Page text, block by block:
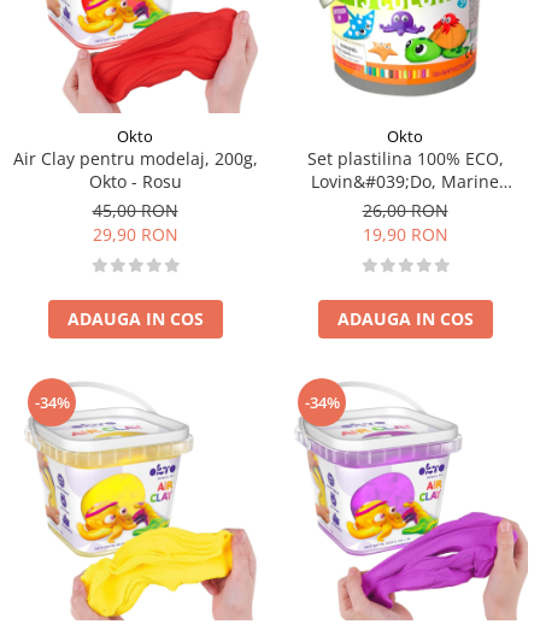
Okto
Air Clay pentru modelaj, 200g,
Okto - Rosu
45,00 RON
29,90 RON
ADAUGA IN COS
Okto
Set plastilina 100% ECO,
Lovin&#039;Do, Marine
Inhabitants
26,00 RON
19,90 RON
ADAUGA IN COS
-34% -34%